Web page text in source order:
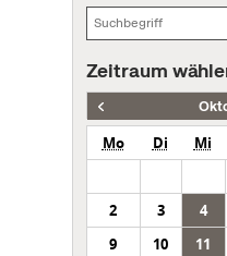
Zeitraum
Mo Di Mi
2
3 4
9
10 11